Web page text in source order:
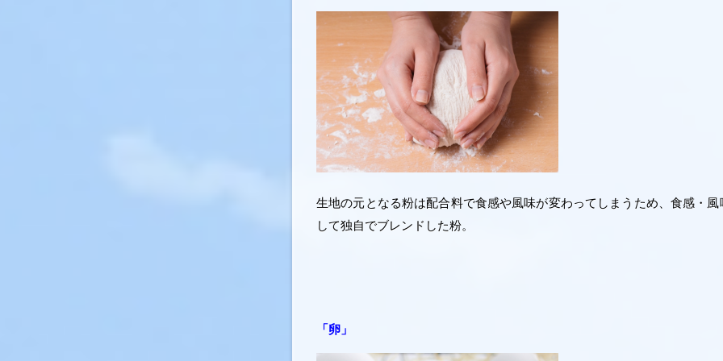
生地の元となる粉は配合料で食感や風味が変わってしまうため、食感・風
して独自でブレンドした粉。
「卵」